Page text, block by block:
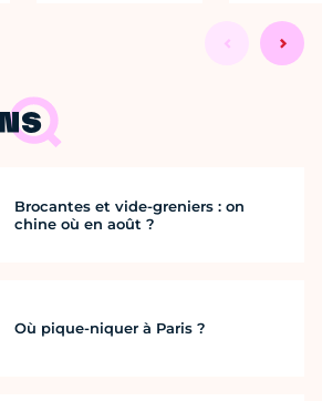
Brocantes et vide-greniers : on
chine où en août ?
Où pique-niquer à Paris ?